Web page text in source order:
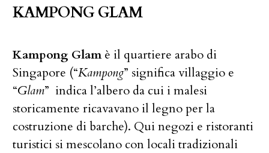
KAMPONG GLAM
Kampong Glamè il quartiere arabo di
Singapore (“Kampong” significa villaggio e
“Glam” indica l’albero da cui i malesi
storicamente ricavavano il legno per la
costruzione di barche). Qui negozi e ristoranti
turistici si mescolano con locali tradizionali